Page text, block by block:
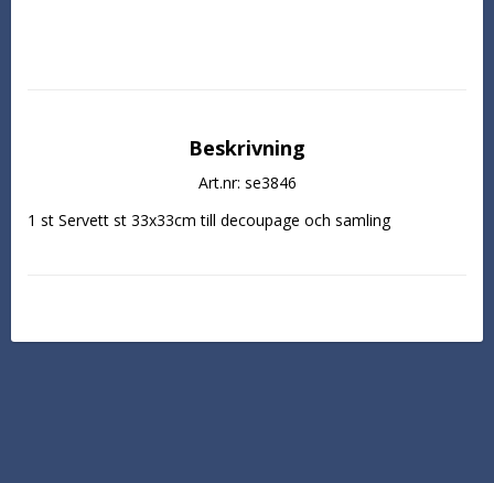
Beskrivning
Art.nr: se3846
1 st Servett st 33x33cm till decoupage och samling